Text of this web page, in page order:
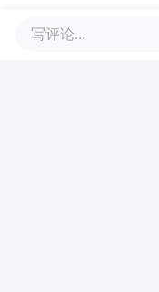
不得不说，这
写评论...